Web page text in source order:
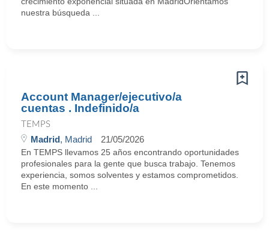
nuestra búsqueda ...
Account Manager/ejecutivo/a
cuentas . Indefinido/a
TEMPS
Madrid, Madrid 21/05/2026
En TEMPS llevamos 25 años encontrando oportunidades
profesionales para la gente que busca trabajo. Tenemos
experiencia, somos solventes y estamos comprometidos.
En este momento ...